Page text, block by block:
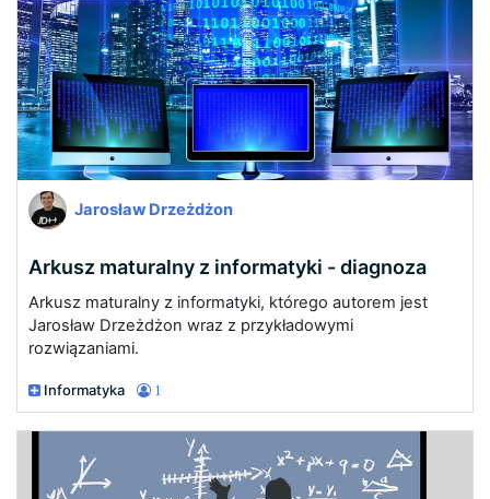
Jarosław Drzeżdżon
Arkusz maturalny z informatyki - diagnoza
Arkusz maturalny z informatyki, którego autorem jest
Jarosław Drzeżdżon wraz z przykładowymi
rozwiązaniami.
Informatyka 1